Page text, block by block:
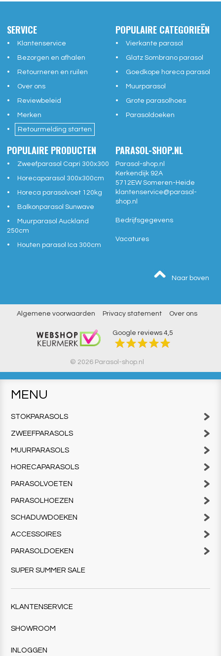
SERVICE
Klantenservice
Bezorgen en afhalen
Retourneren en ruilen
Over ons
Reviewbeleid
Merken
Retourmelding starten
POPULAIRE CATEGORIEËN
Vierkante parasol
Glatz Sombrano parasol
Goedkope horeca parasol
Muurparasol
Grote parasolhoes
Parasoldoeken
POPULAIRE PRODUCTEN
Zweefparasol Capri 300x300
Horecaparasol 300x300cm
Horeca parasolvoet 120kg
Balkonparasol Sunwave
Muurparasol Auckland
250cm
Houten parasol Ica 300cm
PARASOL-SHOP.NL
Parasol-shop.nl
Kerkendijk 92A
5712EW Someren-Heide
klantenservice@parasol-
shop.nl
Bedrijfsgegevens
Vacatures
Naar boven
Algemene voorwaarden Privacy statement Over ons
Google reviews 4,5
© 2026 Parasol-shop.nl
MENU
STOKPARASOLS
ZWEEFPARASOLS
MUURPARASOLS
HORECAPARASOLS
PARASOLVOETEN
PARASOLHOEZEN
SCHADUWDOEKEN
ACCESSOIRES
PARASOLDOEKEN
SUPER SUMMER SALE
KLANTENSERVICE
SHOWROOM
INLOGGEN